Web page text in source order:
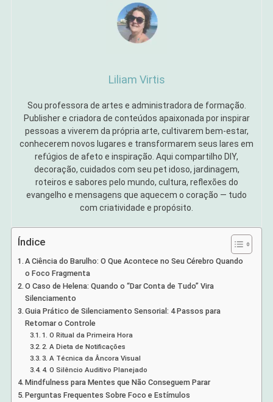
Liliam Virtis
Sou professora de artes e administradora de formação.
Publisher e criadora de conteúdos apaixonada por inspirar
pessoas a viverem da própria arte, cultivarem bem-estar,
conhecerem novos lugares e transformarem seus lares em
refúgios de afeto e inspiração. Aqui compartilho DIY,
decoração, cuidados com seu pet idoso, jardinagem,
roteiros e sabores pelo mundo, cultura, reflexões do
evangelho e mensagens que aquecem o coração — tudo
com criatividade e propósito.
Índice
A Ciência do Barulho: O Que Acontece no Seu Cérebro Quando
o Foco Fragmenta
O Caso de Helena: Quando o “Dar Conta de Tudo” Vira
Silenciamento
Guia Prático de Silenciamento Sensorial: 4 Passos para
Retomar o Controle
1. O Ritual da Primeira Hora
2. A Dieta de Notificações
3. A Técnica da Âncora Visual
4. O Silêncio Auditivo Planejado
Mindfulness para Mentes que Não Conseguem Parar
Perguntas Frequentes Sobre Foco e Estímulos